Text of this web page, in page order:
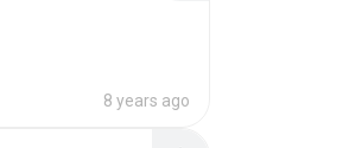
8 years ago